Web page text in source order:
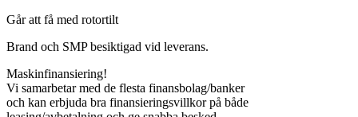
Går att få med rotortilt
Brand och SMP besiktigad vid leverans.
Maskinfinansiering!
Vi samarbetar med de flesta finansbolag/banker
och kan erbjuda bra finansieringsvillkor på både